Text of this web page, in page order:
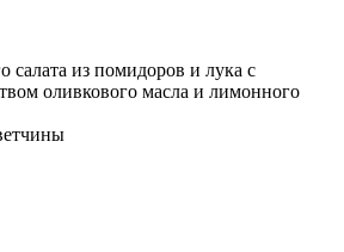
салата из помидоров и лука с
оливкового масла и лимонного